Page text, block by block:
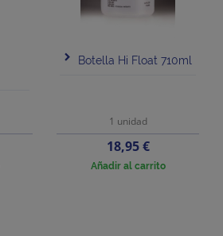
Botella Hi Float 710ml
1 unidad
Precio
18,95 €
Añadir al carrito